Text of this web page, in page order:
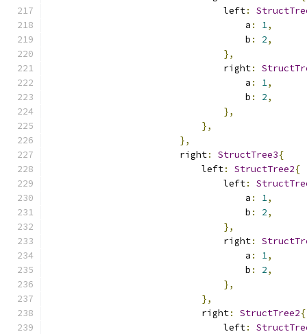
                                left
:
                                    a
: 1,
                                    b
: 2,
},
                                right
:
                                    a
: 1,
                                    b
: 2,
},
},
},
                        right
: StructTree3{
                            left
: StructTree2{
                                left
:
                                    a
: 1,
                                    b
: 2,
},
                                right
:
                                    a
: 1,
                                    b
: 2,
},
},
                            right
: StructTree2{
                                left
: